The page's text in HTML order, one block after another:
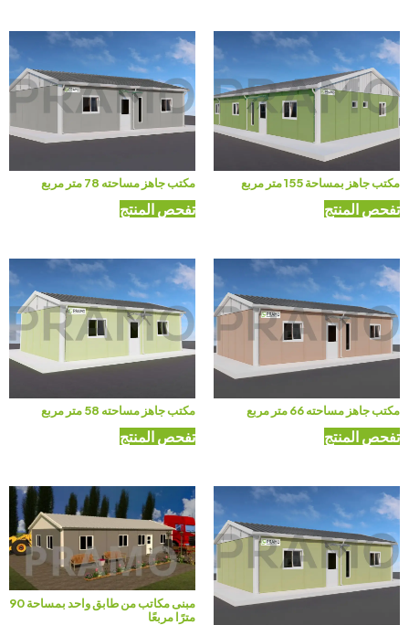
مكتب جاهز بمساحة 155 متر مربع
تفحص المنتج
مكتب جاهز مساحته 78 متر مربع
تفحص المنتج
مكتب جاهز مساحته 66 متر مربع
تفحص المنتج
مكتب جاهز مساحته 58 متر مربع
تفحص المنتج
مبنى مكاتب من طابق واحد بمساحة 90
مترًا مربعًا